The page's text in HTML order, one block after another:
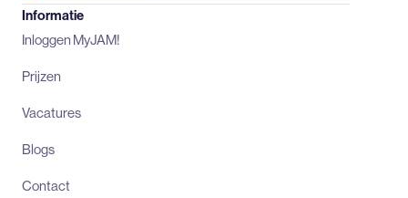
Informatie
Inloggen MyJAM!
Prijzen
Vacatures
Blogs
Contact